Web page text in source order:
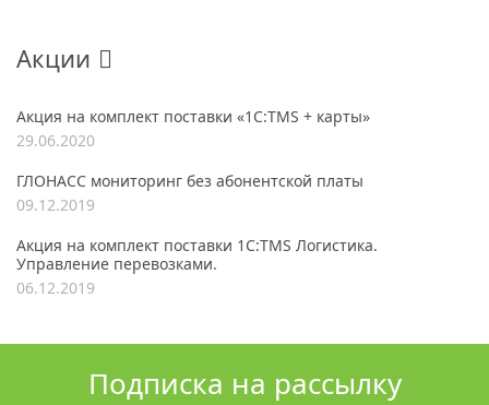
Акции
Акция на комплект поставки «1С:TMS + карты»
29.06.2020
ГЛОНАСС мониторинг без абонентской платы
09.12.2019
Акция на комплект поставки 1С:TMS Логистика.
Управление перевозками.
06.12.2019
Подписка на рассылку